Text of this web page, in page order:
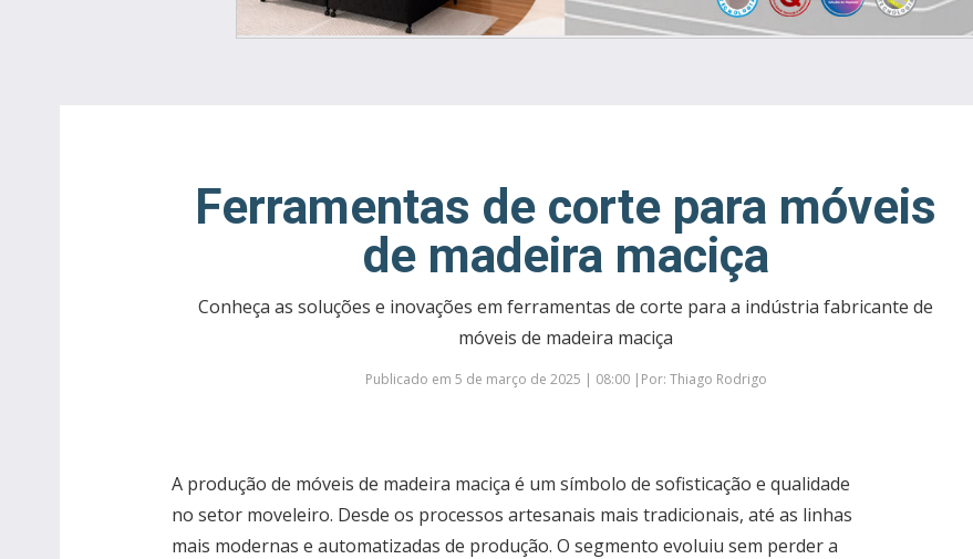
Ferramentas de corte para móveis
de madeira maciça
Conheça as soluções e inovações em ferramentas de corte para a indústria fabricante de
móveis de madeira maciça
Publicado em 5 de março de 2025 | 08:00 |Por: Thiago Rodrigo
A produção de móveis de madeira maciça é um símbolo de sofisticação e qualidade
no setor moveleiro. Desde os processos artesanais mais tradicionais, até as linhas
mais modernas e automatizadas de produção. O segmento evoluiu sem perder a